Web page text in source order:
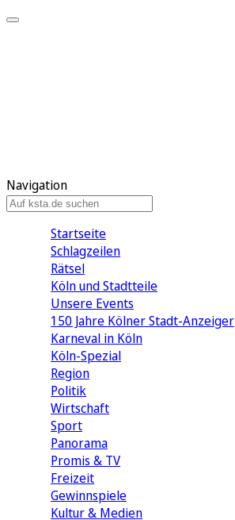
Navigation
Startseite
Schlagzeilen
Rätsel
Köln und Stadtteile
Unsere Events
150 Jahre Kölner Stadt-Anzeiger
Karneval in Köln
Köln-Spezial
Region
Politik
Wirtschaft
Sport
Panorama
Promis & TV
Freizeit
Gewinnspiele
Kultur & Medien